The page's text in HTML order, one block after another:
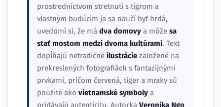
prostredníctvom stretnutí s tigrom a
vlastným budúcim ja sa naučí byť hrdá,
uvedomí si, že má dva domovy a môže sa
stať mostom medzi dvoma kultúrami. Text
dopĺňajú netradičné ilustrácie založené na
prekreslených fotografiách s fantazijnými
prvkami, pričom červená, tiger a mraky sú
použité ako vietnamské symboly a
pridávajú autenticitu. Autorka Veronika Ngo